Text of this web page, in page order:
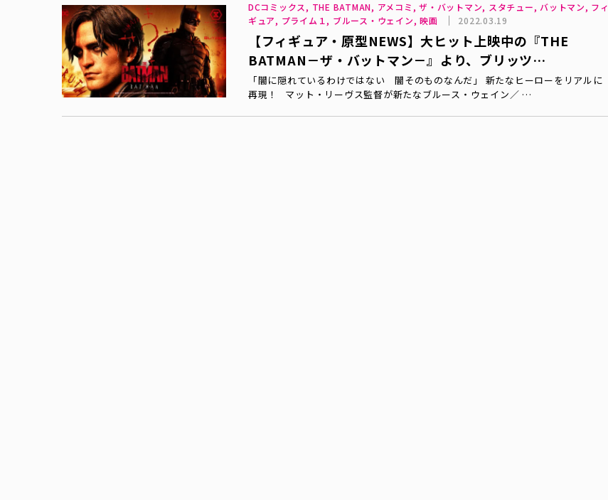
DCコミックス, THE BATMAN, アメコミ, ザ・バットマン, スタチュー, バットマン, フィ
ギュア, プライム１, ブルース・ウェイン, 映画
2022.03.19
【フィギュア・原型NEWS】大ヒット上映中の『THE
BATMAN－ザ・バットマン－』より、ブリッツ…
「闇に隠れているわけではない 闇そのものなんだ」 新たなヒーローをリアルに
再現！ マット・リーヴス監督が新たなブルース・ウェイン／ …